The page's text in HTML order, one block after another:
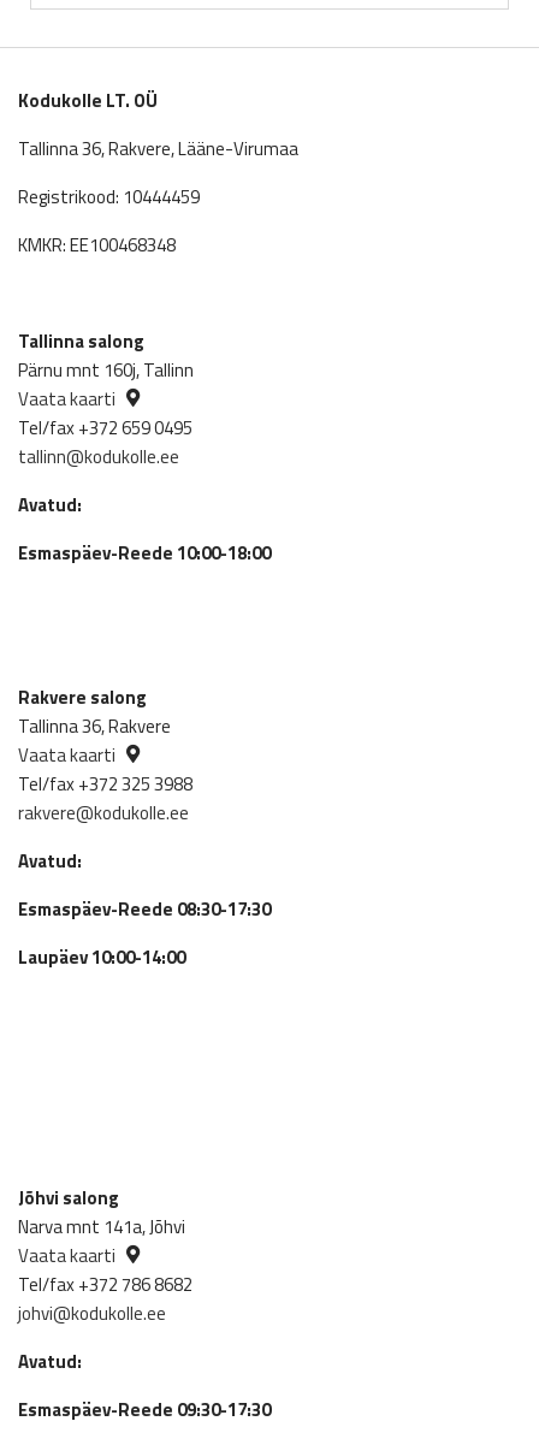
Kodukolle LT. OÜ
Tallinna 36, Rakvere, Lääne-Virumaa
Registrikood: 10444459
KMKR: EE100468348
Tallinna salong
Pärnu mnt 160j, Tallinn
Vaata kaarti
Tel/fax +372 659 0495
tallinn@kodukolle.ee
Avatud:
Esmaspäev-Reede 10:00-18:00
Rakvere salong
Tallinna 36, Rakvere
Vaata kaarti
Tel/fax +372 325 3988
rakvere@kodukolle.ee
Avatud:
Esmaspäev-Reede 08:30-17:30
Laupäev 10:00-14:00
Jõhvi salong
Narva mnt 141a, Jõhvi
Vaata kaarti
Tel/fax +372 786 8682
johvi@kodukolle.ee
Avatud:
Esmaspäev-Reede 09:30-17:30